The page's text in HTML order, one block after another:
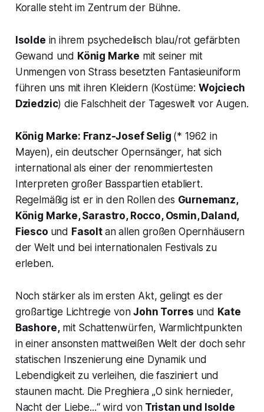
Koralle steht im Zentrum der Bühne.
Isolde in ihrem psychedelisch blau/rot gefärbten
Gewand und König Marke mit seiner mit
Unmengen von Strass besetzten Fantasieuniform
führen uns mit ihren Kleidern (Kostüme: Wojciech
Dziedzic) die Falschheit der Tageswelt vor Augen.
König Marke: Franz-Josef Selig (* 1962 in
Mayen), ein deutscher Opernsänger, hat sich
international als einer der renommiertesten
Interpreten großer Basspartien etabliert.
Regelmäßig ist er in den Rollen des Gurnemanz,
König Marke, Sarastro, Rocco, Osmin, Daland,
Fiesco und Fasolt an allen großen Opernhäusern
der Welt und bei internationalen Festivals zu
erleben.
Noch stärker als im ersten Akt, gelingt es der
großartige Lichtregie vonJohn Torres und Kate
Bashore,mit Schattenwürfen, Warmlichtpunkten
in einer ansonsten mattweißen Welt der doch sehr
statischen Inszenierung eine Dynamik und
Lebendigkeit zu verleihen, die fasziniert und
staunen macht. Die Preghiera „O sink hernieder,
Nacht der Liebe...“ wird vonTristan und Isolde